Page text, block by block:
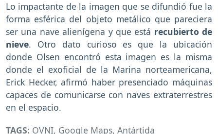
Lo impactante de la imagen que se difundió fue la
forma esférica del objeto metálico que pareciera
ser una nave alienígena y que está recubierto de
nieve. Otro dato curioso es que la ubicación
donde Olsen encontró esta imagen es la misma
donde el exoficial de la Marina norteamericana,
Erick Hecker, afirmó haber presenciado máquinas
capaces de comunicarse con naves extraterrestres
en el espacio.
TAGS: OVNI, Google Maps, Antártida